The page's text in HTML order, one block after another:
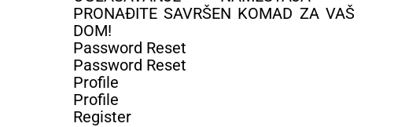
PRONAĐITE SAVRŠEN KOMAD ZA VAŠ
DOM!
Password Reset
Password Reset
Profile
Profile
Register